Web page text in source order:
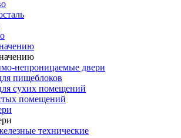
непроницаемые двери
пищеблоков
сухих помещений
помещений
технические